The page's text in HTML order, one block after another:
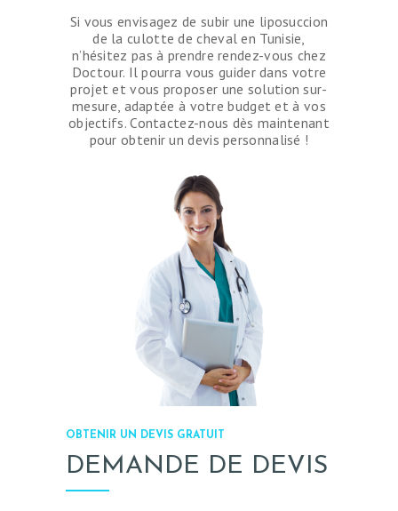
Si vous envisagez de subir une liposuccion
de la culotte de cheval en Tunisie,
n’hésitez pas à prendre rendez-vous chez
Doctour. Il pourra vous guider dans votre
projet et vous proposer une solution sur-
mesure, adaptée à votre budget et à vos
objectifs. Contactez-nous dès maintenant
pour obtenir un devis personnalisé !
OBTENIR UN DEVIS GRATUIT
DEMANDE DE DEVIS